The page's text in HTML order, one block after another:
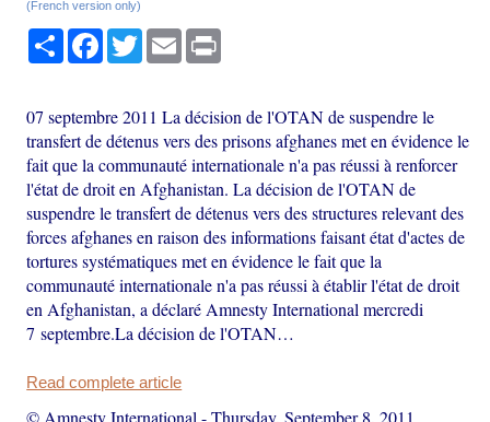
(French version only)
Share Facebook
TwitterEmail
07 septembre 2011 La décision de l'OTAN de suspendre le
transfert de détenus vers des prisons afghanes met en évidence le
fait que la communauté internationale n'a pas réussi à renforcer
l'état de droit en Afghanistan. La décision de l'OTAN de
suspendre le transfert de détenus vers des structures relevant des
forces afghanes en raison des informations faisant état d'actes de
tortures systématiques met en évidence le fait que la
communauté internationale n'a pas réussi à établir l'état de droit
en Afghanistan, a déclaré Amnesty International mercredi
7 septembre.La décision de l'OTAN…
Read complete article
© Amnesty International -Thursday, September 8, 2011